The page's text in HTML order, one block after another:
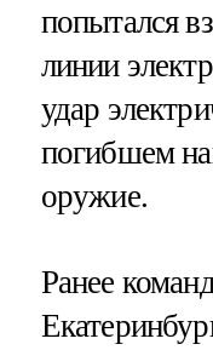
попытался
линии
удар
погибшем
оружие.
Ранее